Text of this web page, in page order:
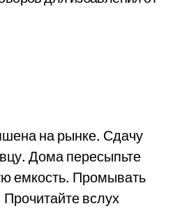
на рынке. Сдачу
Дома пересыпьте
емкость. Промывать
вслух